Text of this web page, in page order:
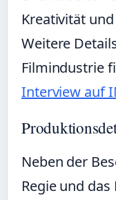
Kreativität
Weitere
Filmindustrie
Interview auf
Neben der
Regie und